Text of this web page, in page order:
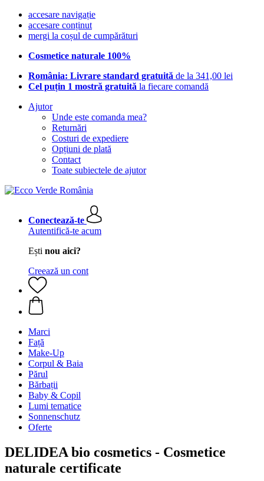
accesare navigație
accesare conținut
mergi la coșul de cumpărături
Cosmetice naturale 100%
România: Livrare standard gratuită de la 341,00 lei
Cel puțin 1 mostră gratuită la fiecare comandă
Ajutor
Unde este comanda mea?
Returnări
Costuri de expediere
Opțiuni de plată
Contact
Toate subiectele de ajutor
Conectează-te
Autentifică-te acum
Ești nou aici?
Creează un cont
Marci
Față
Make-Up
Corpul & Baia
Părul
Bărbații
Baby & Copil
Lumi tematice
Sonnenschutz
Oferte
DELIDEA bio cosmetics - Cosmetice
naturale certificate